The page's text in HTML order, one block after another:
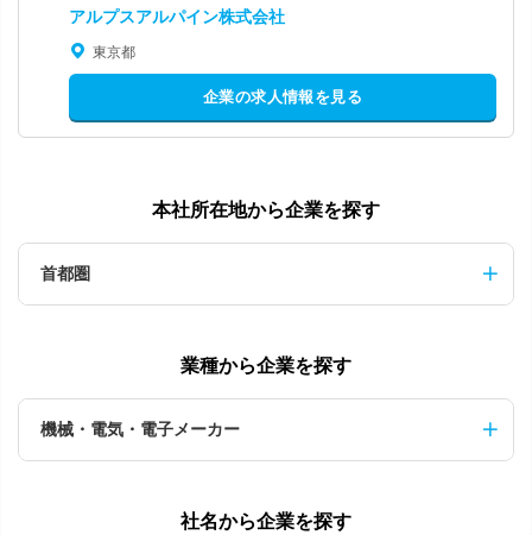
アルプスアルパイン株式会社
東京都
企業の求人情報を見る
本社所在地から企業を探す
首都圏
業種から企業を探す
機械・電気・電子メーカー
社名から企業を探す